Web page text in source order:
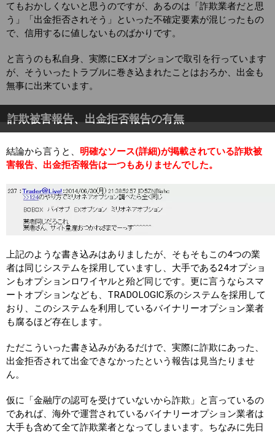
てもおかしくないと思うのですが、あるのは「詐欺業者だと思
う」「出金拒否されそう」といった不確定要素が混じったもの
で、信用するに値しないものばかりです。
と言うのも私自身、実際にEXオプションで取引を行っています
が、そういったトラブルに巻き込まれたことはおろか、出金も
無事に出来ています。
詐欺被害報告、出金拒否報告の有無
結論から言うと、 明確なソース(詳細)が掲載されている詐欺被
害報告、出金拒否報告は一つもありませんでした。
上記のような書き込みはありましたが、そもそもこの4つの業
者は同じシステムを採用していますし、大手である24オプショ
ンもオプションロワイヤルと殆ど同じです。更に言うならスマ
ートオプションなども、TRADOLOGIC系のシステムを採用して
おり、このシステムを利用しているバイナリーオプション業者
も腐るほど存在します。
ただこういった書き込みがあるだけで、実際に詐欺にあった、
出金拒否されて出金できなかったという報告は見当たりませ
ん。
仮に「金融庁の認可を受けていないから詐欺」と言っているの
であれば、海外で運営されているバイナリーオプション業者は
大手も含めて全て詐欺業者となってしまいます。ちなみに先日